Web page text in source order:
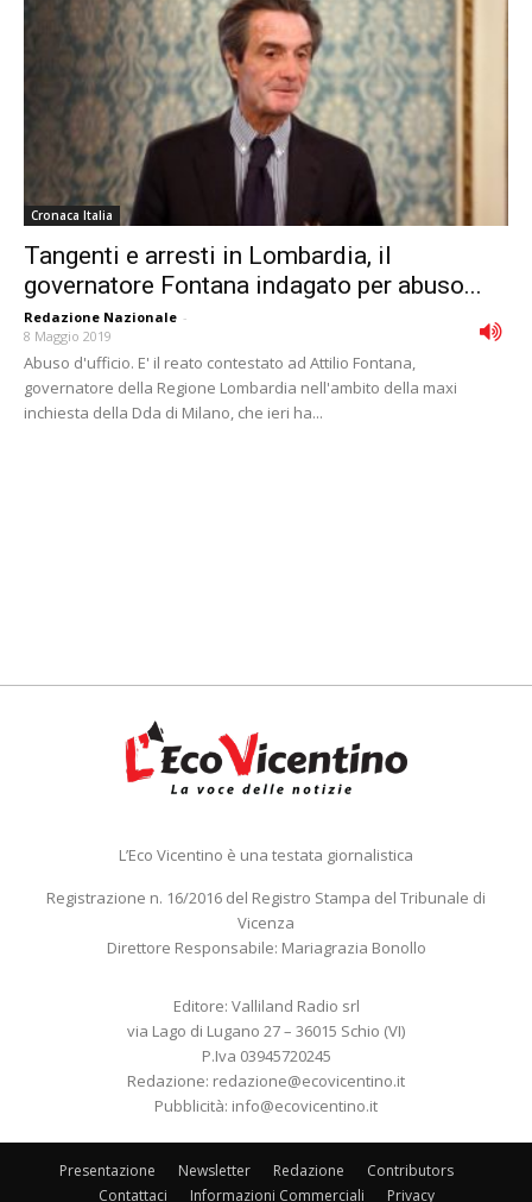
Cronaca Italia
Tangenti e arresti in Lombardia, il
governatore Fontana indagato per abuso...
Redazione Nazionale -
8 Maggio 2019
Abuso d'ufficio. E' il reato contestato ad Attilio Fontana,
governatore della Regione Lombardia nell'ambito della maxi
inchiesta della Dda di Milano, che ieri ha...
L’Eco Vicentino è una testata giornalistica
Registrazione n. 16/2016 del Registro Stampa del Tribunale di
Vicenza
Direttore Responsabile: Mariagrazia Bonollo
Editore: Valliland Radio srl
via Lago di Lugano 27 – 36015 Schio (VI)
P.Iva 03945720245
Redazione: redazione@ecovicentino.it
Pubblicità: info@ecovicentino.it
Presentazione Newsletter Redazione
Contributors
Contattaci
Informazioni Commerciali Privacy